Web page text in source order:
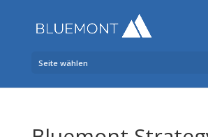
Seite wählen